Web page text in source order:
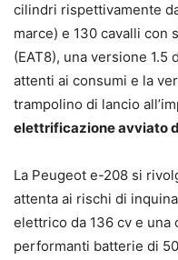
cilindri rispettivamente
marce) e 130 cavalli con
(EAT8), una versione
attenti ai consumi e la
trampolino di lancio
elettrificazione avviato
La Peugeot e-208 si
attenta ai rischi di
elettrico da 136 cv e una
performanti batterie di